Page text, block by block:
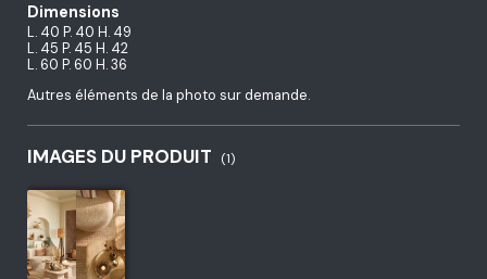
Dimensions
L. 40 P. 40 H. 49
L. 45 P. 45 H. 42
L. 60 P. 60 H. 36
Autres éléments de la photo sur demande.
IMAGES DU PRODUIT (1)